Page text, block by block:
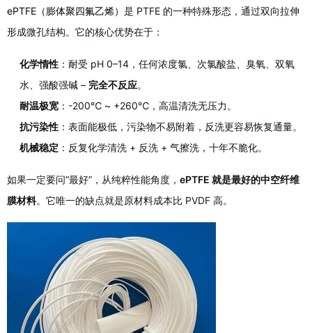
ePTFE（膨体聚四氟乙烯） 是 PTFE 的一种特殊形态，通过双向拉伸
形成微孔结构。它的核心优势在于：
化学惰性 ：耐受 pH 0–14，任何浓度氯、次氯酸盐、臭氧、双氧
水、强酸强碱 – 完全不反应。
耐温极宽 ：-200℃ ~ +260℃，高温清洗无压力。
抗污染性 ：表面能极低，污染物不易附着，反洗更容易恢复通量。
机械稳定 ：反复化学清洗 + 反洗 + 气擦洗，十年不脆化。
如果一定要问“最好”，从纯粹性能角度， ePTFE 就是最好的中空纤维
膜材料。它唯一的缺点就是原材料成本比 PVDF 高。